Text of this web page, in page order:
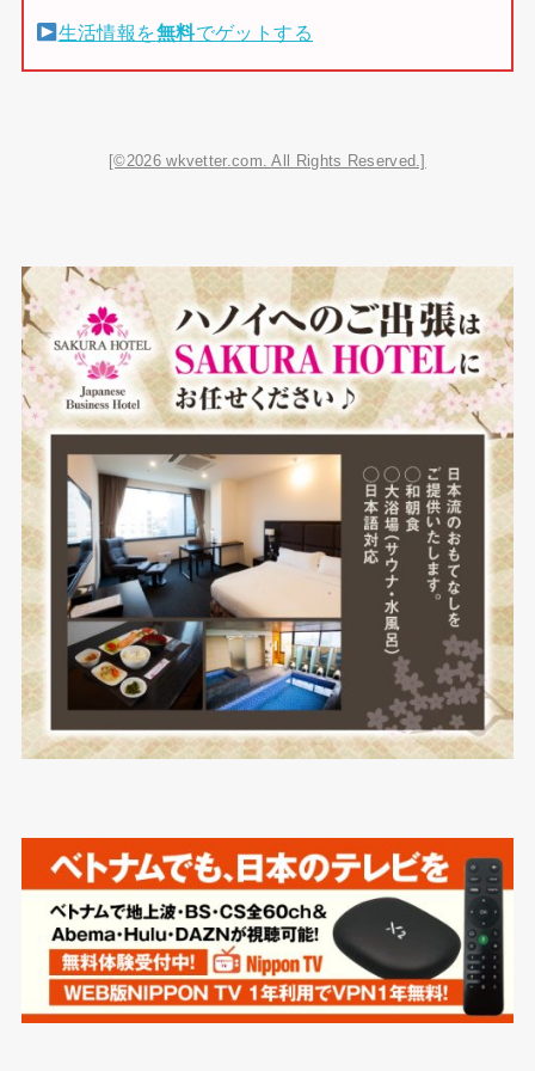
生活情報を無料でゲットする
[©2026 wkvetter.com. All Rights Reserved.]